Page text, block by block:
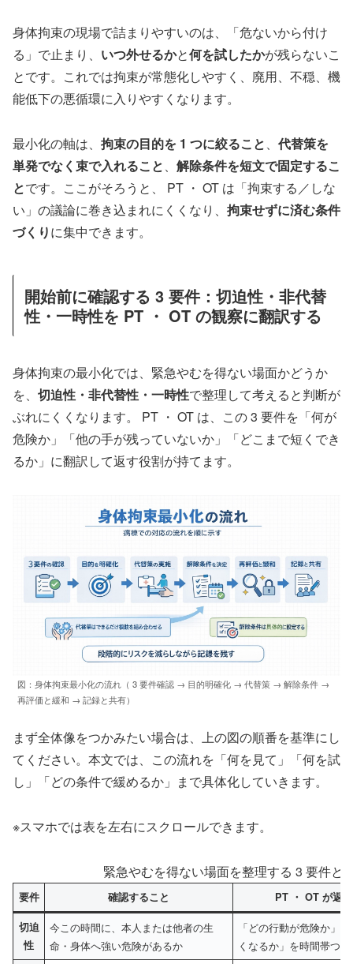
身体拘束の現場で詰まりやすいのは、「危ないから付け
る」で止まり、 いつ外せるかと何を試したかが残らないこ
とです。これでは拘束が常態化しやすく、廃用、不穏、機
能低下の悪循環に入りやすくなります。
最小化の軸は、 拘束の目的を 1 つに絞ること、 代替策を
単発でなく束で入れること、 解除条件を短文で固定するこ
とです。ここがそろうと、 PT ・ OT は「拘束する／しな
い」の議論に巻き込まれにくくなり、 拘束せずに済む条件
づくりに集中できます。
開始前に確認する 3 要件：切迫性・非代替
性・一時性を PT ・ OT の観察に翻訳する
身体拘束の最小化では、緊急やむを得ない場面かどうか
を、 切迫性・非代替性・一時性で整理して考えると判断が
ぶれにくくなります。 PT ・ OT は、この 3 要件を「何が
危険か」「他の手が残っていないか」「どこまで短くでき
るか」に翻訳して返す役割が持てます。
図：身体拘束最小化の流れ（ 3 要件確認 → 目的明確化 → 代替策 → 解除条件 →
再評価と緩和 → 記録と共有）
まず全体像をつかみたい場合は、上の図の順番を基準にし
てください。本文では、この流れを「何を見て」「何を試
し」「どの条件で緩めるか」まで具体化していきます。
※スマホでは表を左右にスクロールできます。
緊急やむを得ない場面を整理する 3 要件と
要件 確認すること PT ・ OT が返
切迫
性
今この時間に、本人または他者の生
命・身体へ強い危険があるか
「どの行動が危険か」
くなるか」を時間帯つ